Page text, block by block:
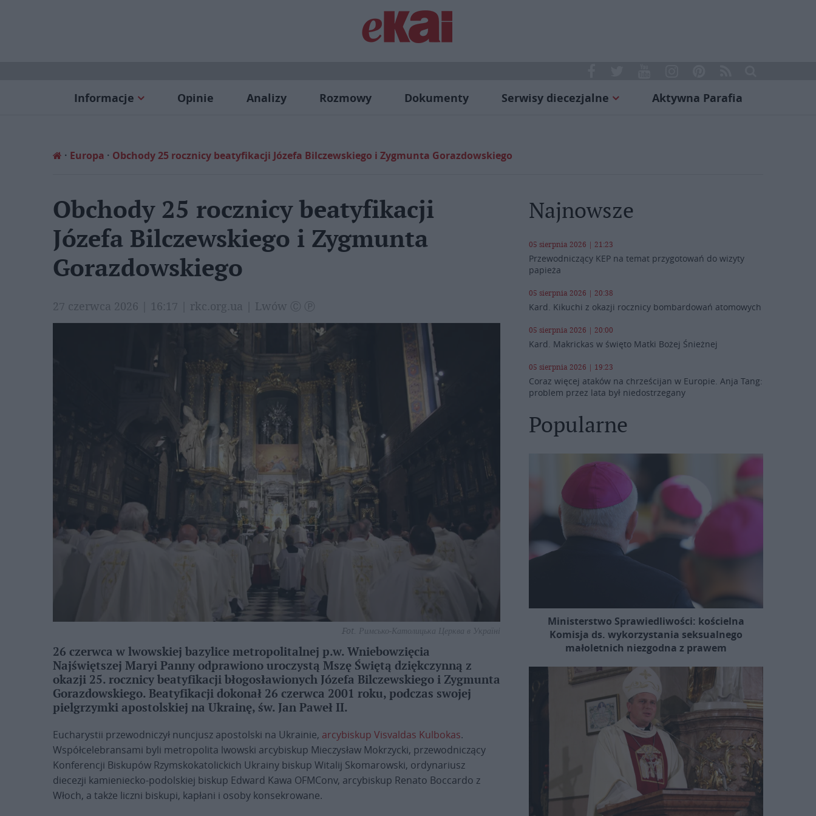
Informacje Opinie Analizy Rozmowy Dokumenty Serwisy diecezjalne Aktywna Parafia
Europa Obchody 25 rocznicy beatyfikacji Józefa Bilczewskiego i Zygmunta Gorazdowskiego
Obchody 25 rocznicy beatyfikacji
Józefa Bilczewskiego i Zygmunta
Gorazdowskiego
27 czerwca 2026 | 16:17 | rkc.org.ua | Lwów Ⓒ Ⓟ
Fot. Римсько-Католицька Церква в Україні
26 czerwca w lwowskiej bazylice metropolitalnej p.w. Wniebowzięcia
Najświętszej Maryi Panny odprawiono uroczystą Mszę Świętą dziękczynną z
okazji 25. rocznicy beatyfikacji błogosławionych Józefa Bilczewskiego i Zygmunta
Gorazdowskiego. Beatyfikacji dokonał 26 czerwca 2001 roku, podczas swojej
pielgrzymki apostolskiej na Ukrainę, św. Jan Paweł II.
Eucharystii przewodniczył nuncjusz apostolski na Ukrainie, arcybiskup Visvaldas Kulbokas.
Współcelebransami byli metropolita lwowski arcybiskup Mieczysław Mokrzycki, przewodniczący
Konferencji Biskupów Rzymskokatolickich Ukrainy biskup Witalij Skomarowski, ordynariusz
diecezji kamieniecko-podolskiej biskup Edward Kawa OFMConv, arcybiskup Renato Boccardo z
Włoch, a także liczni biskupi, kapłani i osoby konsekrowane.
Najnowsze
05 sierpnia 2026 | 21:23
Przewodniczący KEP na temat przygotowań do wizyty
papieża
05 sierpnia 2026 | 20:38
Kard. Kikuchi z okazji rocznicy bombardowań atomowych
05 sierpnia 2026 | 20:00
Kard. Makrickas w święto Matki Bożej Śnieżnej
05 sierpnia 2026 | 19:23
Coraz więcej ataków na chrześcijan w Europie. Anja Tang:
problem przez lata był niedostrzegany
Popularne
Ministerstwo Sprawiedliwości: kościelna
Komisja ds. wykorzystania seksualnego
małoletnich niezgodna z prawem